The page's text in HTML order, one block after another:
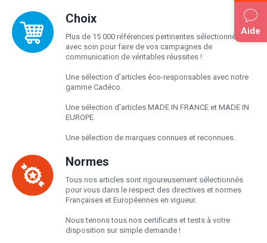
Choix
Plus de 15 000 références pertinentes sélectionnées
avec soin pour faire de vos campagnes de
communication de véritables réussites !
Une sélection d’articles éco-responsables avec notre
gamme Cadéco.
Une sélection d’articles MADE IN FRANCE et MADE IN
EUROPE.
Une sélection de marques connues et reconnues.
Normes
Tous nos articles sont rigoureusement sélectionnés
pour vous dans le respect des directives et normes
Françaises et Européennes en vigueur.
Nous tenons tous nos certificats et tests à votre
disposition sur simple demande !
Aide